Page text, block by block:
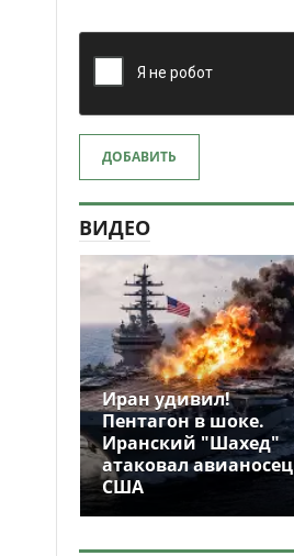
ДОБАВИТЬ
ВИДЕО
Иран удивил!
Пентагон в шоке.
Иранский "Шахед"
атаковал авианосец
США